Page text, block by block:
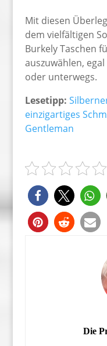
Mit diesen
dem vielfältigen
Burkely Taschen
auszuwählen,
oder unterwegs.
Lesetipp:
einzigartiges
Gentleman
Die